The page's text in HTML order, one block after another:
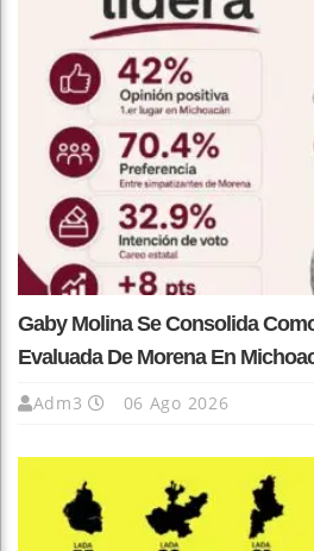
Gaby Molina Se Consolida
Evaluada De Morena En
Adm3 06 Ago 2026